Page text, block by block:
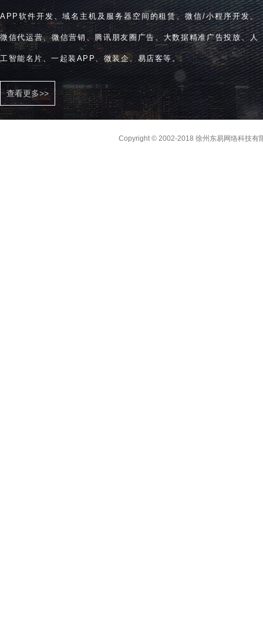
APP软件开发、域名主机及服务器空间的租赁、微信/小程序开发、
微信代运营、微信营销、腾讯朋友圈广告、大数据精准广告投放、人
工智能名片、一起装APP、微装企、易店客等。
查看更多>>
Copyright © 2002-2018 徐州东易网络科